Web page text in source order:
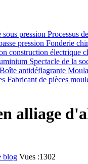
pression Processus
pression Fonderie
construction électrique
Spectacle de la
Boîte antidéflagrante
Fabricant de pièces
alliage
blog Vues :1302